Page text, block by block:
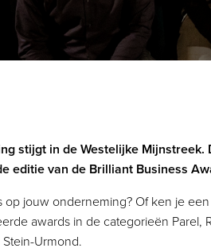
stijgt in de Westelijke
editie van de Brilliant Business
op jouw onderneming? Of ken je
awards in de categorieën Parel,
Urmond.